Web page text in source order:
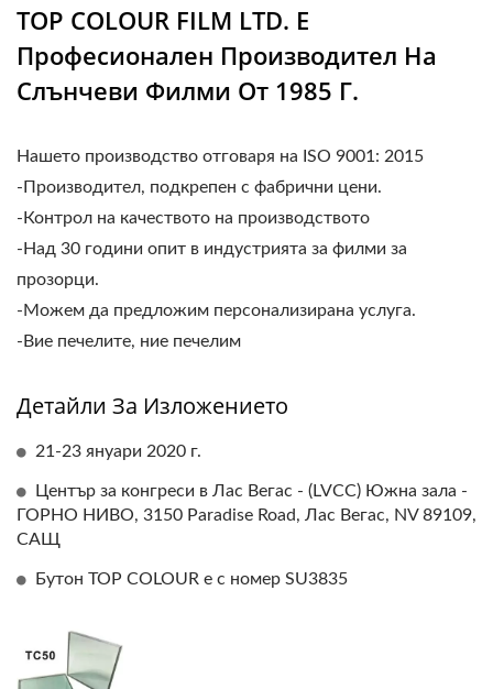
TOP COLOUR FILM LTD. Е
Професионален Производител На
Слънчеви Филми От 1985 Г.
Нашето производство отговаря на ISO 9001: 2015
-Производител, подкрепен с фабрични цени.
-Контрол на качеството на производството
-Над 30 години опит в индустрията за филми за
прозорци.
-Можем да предложим персонализирана услуга.
-Вие печелите, ние печелим
Детайли За Изложението
21-23 януари 2020 г.
Център за конгреси в Лас Вегас - (LVCC) Южна зала -
ГОРНО НИВО, 3150 Paradise Road, Лас Вегас, NV 89109,
САЩ
Бутон TOP COLOUR е с номер SU3835